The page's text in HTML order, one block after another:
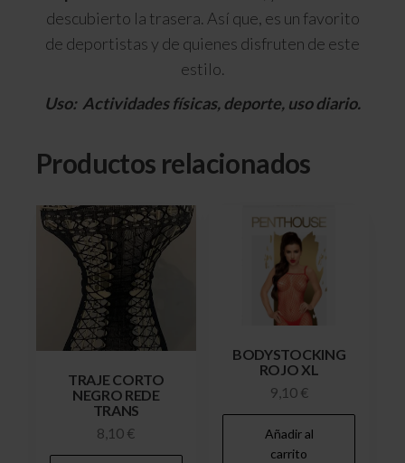
descubierto la trasera. Así que, es un favorito
de deportistas y de quienes disfruten de este
estilo.
Uso: Actividades físicas, deporte, uso diario.
Productos relacionados
TRAJE CORTO
NEGRO REDE
TRANS
8,10 €
BODYSTOCKING
ROJO XL
9,10 €
Añadir al
carrito